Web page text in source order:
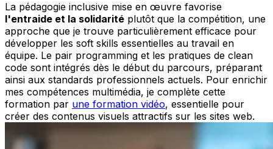
La pédagogie inclusive mise en œuvre favorise
l'entraide et la solidarité plutôt que la compétition, une
approche que je trouve particulièrement efficace pour
développer les soft skills essentielles au travail en
équipe. Le pair programming et les pratiques de clean
code sont intégrés dès le début du parcours, préparant
ainsi aux standards professionnels actuels. Pour enrichir
mes compétences multimédia, je complète cette
formation par une formation vidéo, essentielle pour
créer des contenus visuels attractifs sur les sites web.